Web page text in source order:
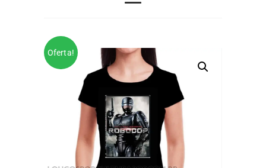
Oferta!